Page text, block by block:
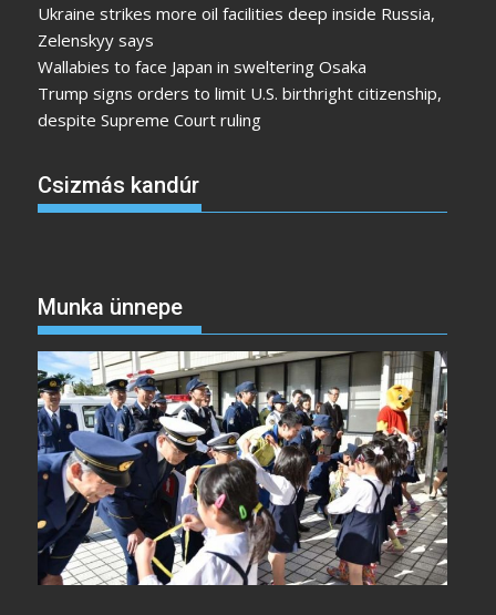
Ukraine strikes more oil facilities deep inside Russia,
Zelenskyy says
Wallabies to face Japan in sweltering Osaka
Trump signs orders to limit U.S. birthright citizenship,
despite Supreme Court ruling
Csizmás kandúr
Munka ünnepe